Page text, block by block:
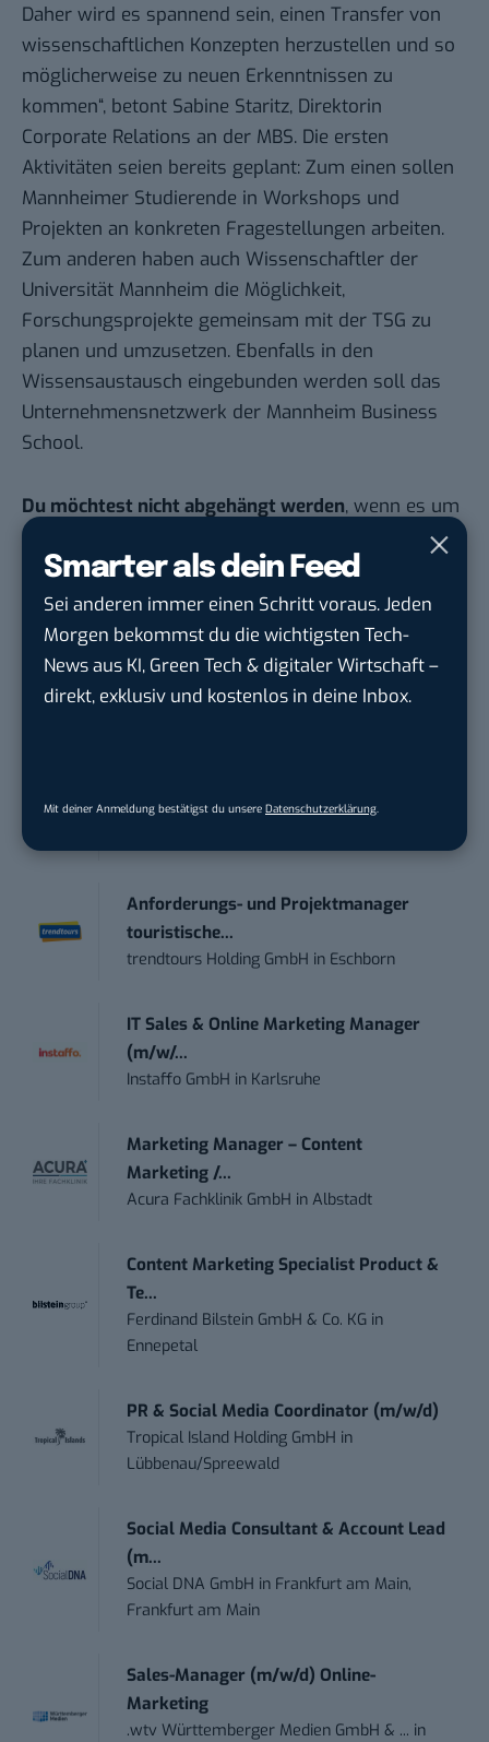
Smarter als dein Feed
Sei anderen immer einen Schritt voraus. Jeden
Morgen bekommst du die wichtigsten Tech-
News aus KI, Green Tech & digitaler Wirtschaft –
direkt, exklusiv und kostenlos in deine Inbox.
Mit deiner Anmeldung bestätigst du unsere Datenschutzerklärung.
Daher wird es spannend sein, einen Transfer von
wissenschaftlichen Konzepten herzustellen und so
möglicherweise zu neuen Erkenntnissen zu
kommen“, betont Sabine Staritz, Direktorin
Corporate Relations an der MBS. Die ersten
Aktivitäten seien bereits geplant: Zum einen sollen
Mannheimer Studierende in Workshops und
Projekten an konkreten Fragestellungen arbeiten.
Zum anderen haben auch Wissenschaftler der
Universität Mannheim die Möglichkeit,
Forschungsprojekte gemeinsam mit der TSG zu
planen und umzusetzen. Ebenfalls in den
Wissensaustausch eingebunden werden soll das
Unternehmensnetzwerk der Mannheim Business
School.
Du möchtest nicht abgehängt werden, wenn es um
KI, Green Tech und die Tech-Themen von Morgen
geht? Über 12.000 smarte Leser bekommen jeden
Tag UPDATE, unser Tech-Briefing mit den
wichtigsten News des Tages – und sichern sich
damit ihren Vorsprung.Hier kannst du dich
kostenlos anmelden.
Social Media Content Creator (m/w/d)
Anforderungs- und Projektmanager
touristische...
trendtours Holding GmbH in Eschborn
IT Sales & Online Marketing Manager
(m/w/...
Instaffo GmbH in Karlsruhe
Marketing Manager – Content
Marketing /...
Acura Fachklinik GmbH inAlbstadt
Content Marketing Specialist Product &
Te...
Ferdinand Bilstein GmbH & Co. KG in
Ennepetal
PR & Social Media Coordinator (m/w/d)
Tropical Island Holding GmbH in
Lübbenau/Spreewald
Social Media Consultant & Account Lead
(m...
Social DNA GmbH in Frankfurt am Main,
Frankfurt am Main
Sales-Manager (m/w/d) Online-
Marketing
.wtv Württemberger Medien GmbH & ... in